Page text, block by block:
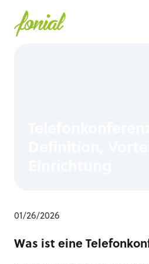
01/26/2026
Was ist eine